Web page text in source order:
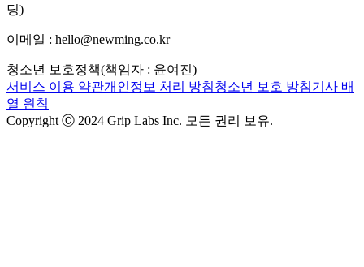
딩)
이메일 : hello@newming.co.kr
청소년 보호정책(책임자 : 윤여진)
서비스 이용 약관개인정보 처리 방침청소년 보호 방침기사 배
열 원칙
Copyright Ⓒ 2024 Grip Labs Inc. 모든 권리 보유.